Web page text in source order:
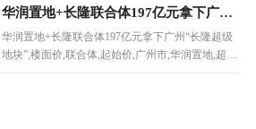
华润置地+长隆联合体197亿元拿下广州“长隆超级地块”
华润置地+长隆联合体197亿元拿下广州“长隆超级
地块”,楼面价,联合体,起始价,广州市,华润置地,超级
地块,住